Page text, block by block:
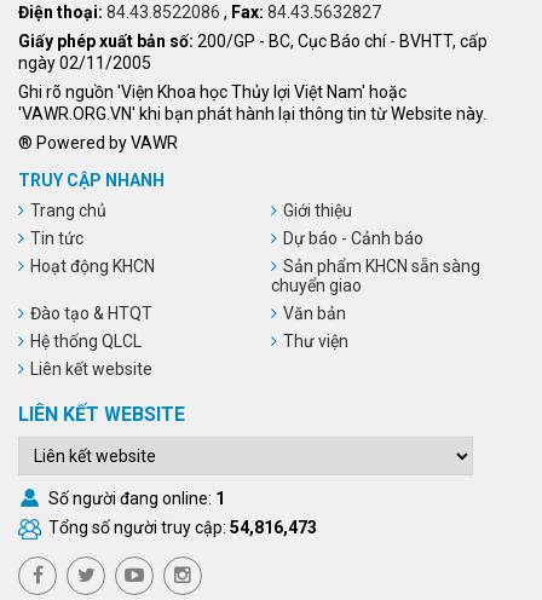
Điện thoại: 84.43.8522086 , Fax: 84.43.5632827
Giấy phép xuất bản số: 200/GP - BC, Cục Báo chí - BVHTT, cấp
ngày 02/11/2005
Ghi rõ nguồn 'Viện Khoa học Thủy lợi Việt Nam' hoặc
'VAWR.ORG.VN' khi bạn phát hành lại thông tin từ Website này.
® Powered by VAWR
TRUY CẬP NHANH
Trang chủ
Giới thiệu
Tin tức
Dự báo - Cảnh báo
Hoạt động KHCN
Sản phẩm KHCN sẵn sàng
chuyển giao
Đào tạo & HTQT
Văn bản
Hệ thống QLCL
Thư viện
Liên kết website
LIÊN KẾT WEBSITE
Số người đang online: 1
Tổng số người truy cập: 54,816,473